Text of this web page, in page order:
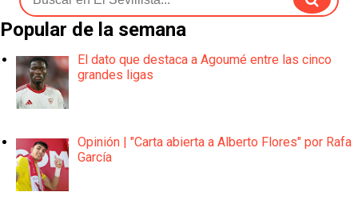
Popular de la semana
El dato que destaca a Agoumé entre las cinco
grandes ligas
Opinión | "Carta abierta a Alberto Flores" por Rafa
García